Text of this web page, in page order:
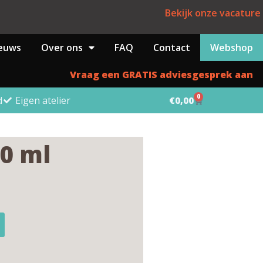
Bekijk onze vacature
Over ons FAQ Contact Webshop
Vraag een GRATIS adviesgesprek aan
Eigen atelier €0,00 0
ml